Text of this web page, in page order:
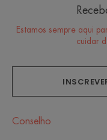
Estamos sempre aqui
cuidar
Conselho